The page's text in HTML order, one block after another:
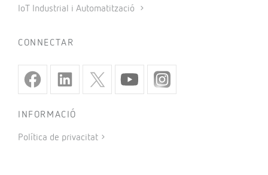
IoT Industrial i Automatització
CONNECTAR
INFORMACIÓ
Política de privacitat